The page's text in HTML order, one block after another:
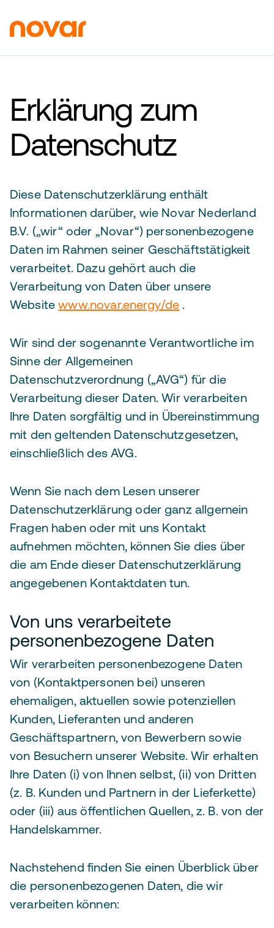
Erklärung zum
Datenschutz
Diese Datenschutzerklärung enthält
Informationen darüber, wie Novar Nederland
B.V. („wir“ oder „Novar“) personenbezogene
Daten im Rahmen seiner Geschäftstätigkeit
verarbeitet. Dazu gehört auch die
Verarbeitung von Daten über unsere
Websitewww.novar.energy/de .
Wir sind der sogenannte Verantwortliche im
Sinne der Allgemeinen
Datenschutzverordnung („AVG“) für die
Verarbeitung dieser Daten. Wir verarbeiten
Ihre Daten sorgfältig und in Übereinstimmung
mit den geltenden Datenschutzgesetzen,
einschließlich des AVG.
Wenn Sie nach dem Lesen unserer
Datenschutzerklärung oder ganz allgemein
Fragen haben oder mit uns Kontakt
aufnehmen möchten, können Sie dies über
die am Ende dieser Datenschutzerklärung
angegebenen Kontaktdaten tun.
Von uns verarbeitete
personenbezogene Daten
Wir verarbeiten personenbezogene Daten
von (Kontaktpersonen bei) unseren
ehemaligen, aktuellen sowie potenziellen
Kunden, Lieferanten und anderen
Geschäftspartnern, von Bewerbern sowie
von Besuchern unserer Website. Wir erhalten
Ihre Daten (i) von Ihnen selbst, (ii) von Dritten
(z. B. Kunden und Partnern in der Lieferkette)
oder (iii) aus öffentlichen Quellen, z. B. von der
Handelskammer.
Nachstehend finden Sie einen Überblick über
die personenbezogenen Daten, die wir
verarbeiten können: